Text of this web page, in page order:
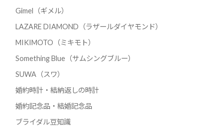
Gimel（ギメル）
LAZARE DIAMOND（ラザールダイヤモンド）
MIKIMOTO（ミキモト）
Something Blue（サムシングブルー）
SUWA（スワ）
婚約時計・結納返しの時計
婚約記念品・結婚記念品
ブライダル豆知識